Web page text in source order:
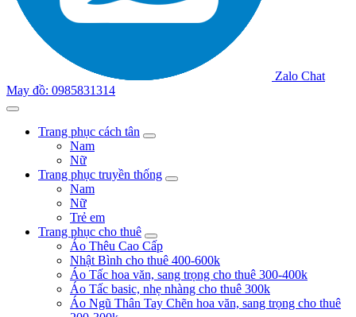
Zalo Chat
May đồ: 0985831314
Trang phục cách tân
Nam
Nữ
Trang phục truyền thống
Nam
Nữ
Trẻ em
Trang phục cho thuê
Áo Thêu Cao Cấp
Nhật Bình cho thuê 400-600k
Áo Tấc hoa văn, sang trọng cho thuê 300-400k
Áo Tấc basic, nhẹ nhàng cho thuê 300k
Áo Ngũ Thân Tay Chẽn hoa văn, sang trọng cho thuê